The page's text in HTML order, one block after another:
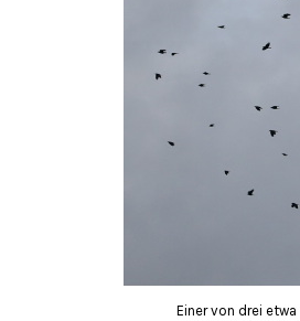
Einer von drei